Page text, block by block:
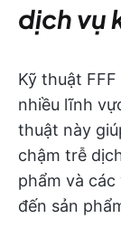
dịch vụ
Kỹ thuật
nhiều lĩnh
thuật này
chậm trễ
phẩm và
đến sản